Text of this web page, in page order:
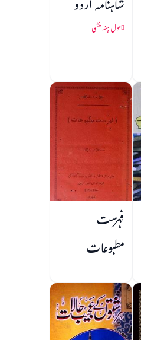
مول چند منشی
فہرست
مطبوعات